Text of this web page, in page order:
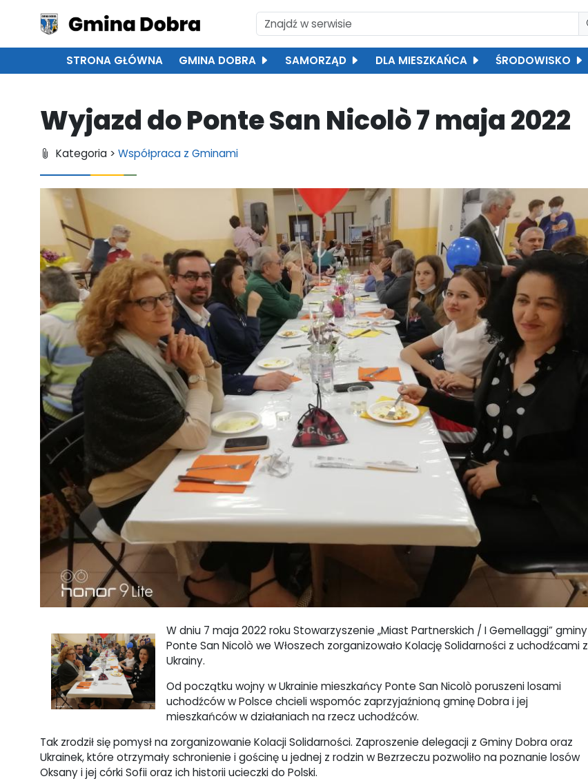
STRONA GŁÓWNA GMINA DOBRA SAMORZĄD DLA MIESZKAŃCA ŚRODOWISKO
Wyjazd do Ponte San Nicolò 7 maja 2022
Kategoria >Współpraca z Gminami
W dniu 7 maja 2022 roku Stowarzyszenie „Miast Partnerskich / I Gemellaggi” gminy
Ponte San Nicolò we Włoszech zorganizowało Kolację Solidarności z uchodźcami z
Ukrainy.
Od początku wojny w Ukrainie mieszkańcy Ponte San Nicolò poruszeni losami
uchodźców w Polsce chcieli wspomóc zaprzyjaźnioną gminę Dobra i jej
mieszkańców w działaniach na rzecz uchodźców.
Tak zrodził się pomysł na zorganizowanie Kolacji Solidarności. Zaproszenie delegacji z Gminy Dobra oraz
Ukrainek, które otrzymały schronienie i gościnę u jednej z rodzin w Bezrzeczu pozwoliło na poznanie losów
Oksany i jej córki Sofii oraz ich historii ucieczki do Polski.